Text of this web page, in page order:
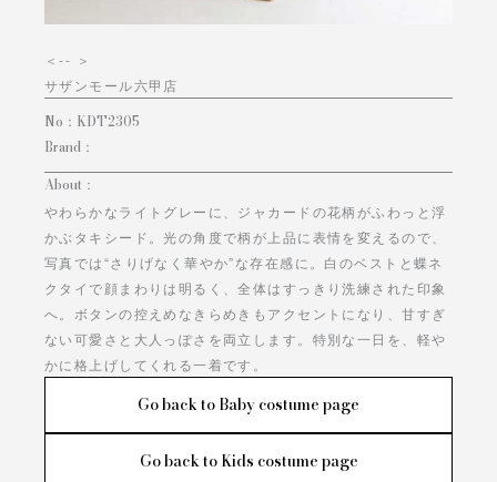
＜-- ＞
サザンモール六甲店
No： KDT2305
Brand：
About：
やわらかなライトグレーに、ジャカードの花柄がふわっと浮
かぶタキシード。光の角度で柄が上品に表情を変えるので、
写真では“さりげなく華やか”な存在感に。白のベストと蝶ネ
クタイで顔まわりは明るく、全体はすっきり洗練された印象
へ。ボタンの控えめなきらめきもアクセントになり、甘すぎ
ない可愛さと大人っぽさを両立します。特別な一日を、軽や
かに格上げしてくれる一着です。
Go back to Baby costume page
Go back to Kids costume page